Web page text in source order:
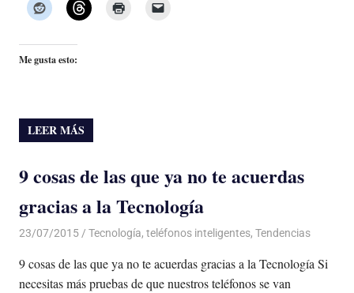
Me gusta esto:
LEER MÁS
9 cosas de las que ya no te acuerdas
gracias a la Tecnología
23/07/2015 Luis Castellanos
Tecnología, teléfonos inteligentes, Tendencias
9 cosas de las que ya no te acuerdas gracias a la Tecnología Si
necesitas más pruebas de que nuestros teléfonos se van